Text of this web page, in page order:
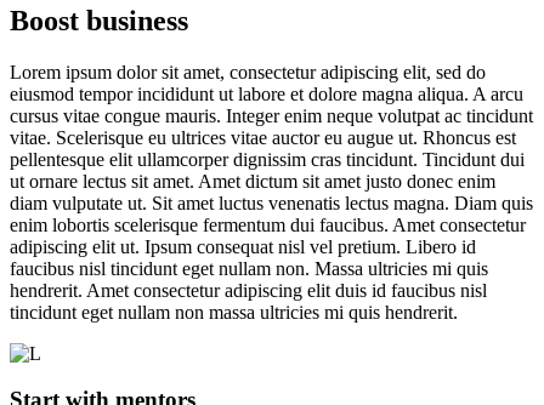
Boost business
Lorem ipsum dolor sit amet, consectetur adipiscing elit, sed do
eiusmod tempor incididunt ut labore et dolore magna aliqua. A arcu
cursus vitae congue mauris. Integer enim neque volutpat ac tincidunt
vitae. Scelerisque eu ultrices vitae auctor eu augue ut. Rhoncus est
pellentesque elit ullamcorper dignissim cras tincidunt. Tincidunt dui
ut ornare lectus sit amet. Amet dictum sit amet justo donec enim
diam vulputate ut. Sit amet luctus venenatis lectus magna. Diam quis
enim lobortis scelerisque fermentum dui faucibus. Amet consectetur
adipiscing elit ut. Ipsum consequat nisl vel pretium. Libero id
faucibus nisl tincidunt eget nullam non. Massa ultricies mi quis
hendrerit. Amet consectetur adipiscing elit duis id faucibus nisl
tincidunt eget nullam non massa ultricies mi quis hendrerit.